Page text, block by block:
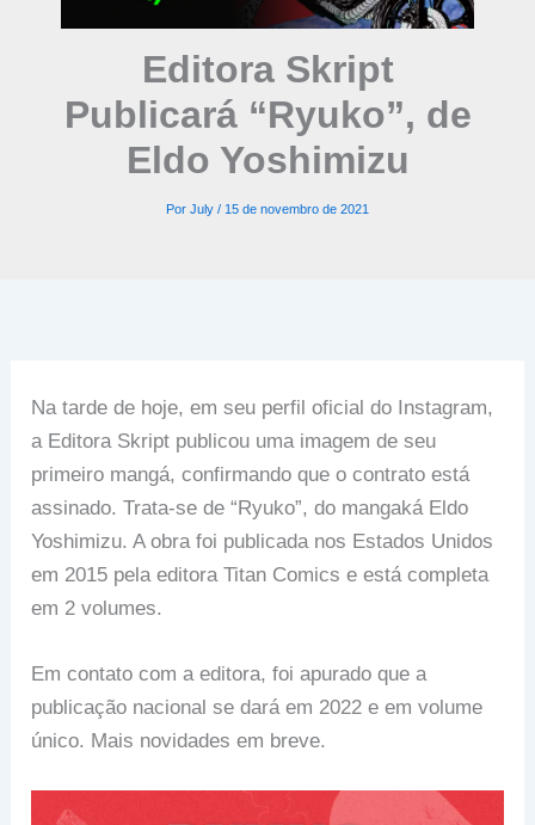
Editora Skript
Publicará “Ryuko”, de
Eldo Yoshimizu
Por July / 15 de novembro de 2021
Na tarde de hoje, em seu perfil oficial do Instagram,
a Editora Skript publicou uma imagem de seu
primeiro mangá, confirmando que o contrato está
assinado. Trata-se de “Ryuko”, do mangaká Eldo
Yoshimizu. A obra foi publicada nos Estados Unidos
em 2015 pela editora Titan Comics e está completa
em 2 volumes.
Em contato com a editora, foi apurado que a
publicação nacional se dará em 2022 e em volume
único. Mais novidades em breve.